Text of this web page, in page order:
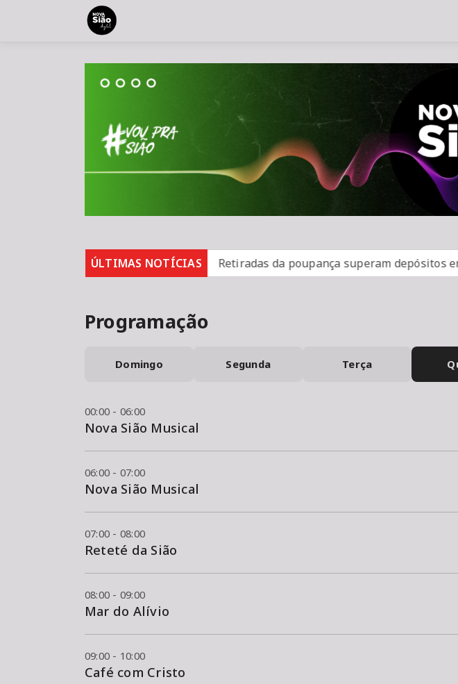
ÚLTIMAS NOTÍCIAS
16 não se vacinaram Retiradas da poupança superam depósitos em R$
Programação
Domingo Segunda Terça
00:00 - 06:00
Nova Sião Musical
06:00 - 07:00
Nova Sião Musical
07:00 - 08:00
Reteté da Sião
08:00 - 09:00
Mar do Alívio
09:00 - 10:00
Café com Cristo